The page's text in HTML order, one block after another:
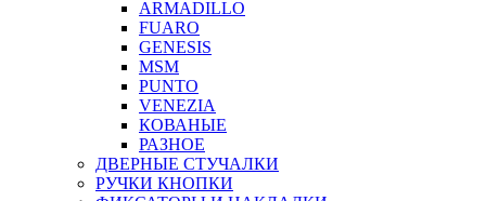
ARMADILLO
FUARO
GENESIS
MSM
PUNTO
VENEZIA
КОВАНЫЕ
РАЗНОЕ
ДВЕРНЫЕ СТУЧАЛКИ
РУЧКИ КНОПКИ